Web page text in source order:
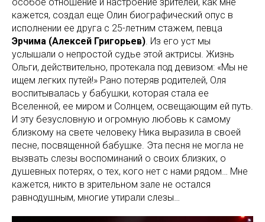
кажется, создал еще Олин биографический опус в
исполнении ее друга с 25-летним стажем, певца
Эрчима (Алексей Григорьев). Из его уст мы
услышали о непростой судье этой актрисы. Жизнь
Ольги, действительно, протекала под девизом: «Мы не
ищем легких путей!» Рано потеряв родителей, Оля
воспитывалась у бабушки, которая стала ее
Вселенной, ее миром и Солнцем, освещающим ей путь.
И эту безусловную и огромную любовь к самому
близкому на свете человеку Ника выразила в своей
песне, посвященной бабушке. Эта песня не могла не
вызвать слезы воспоминаний о своих близких, о
душевных потерях, о тех, кого нет с нами рядом… Мне
кажется, никто в зрительном зале не остался
равнодушным, многие утирали слезы…